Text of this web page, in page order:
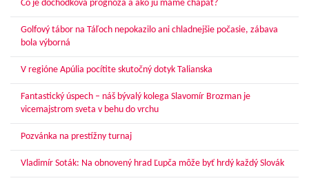
Čo je dôchodková prognóza a ako ju máme chápať?
Golfový tábor na Táľoch nepokazilo ani chladnejšie počasie, zábava
bola výborná
V regióne Apúlia pocítite skutočný dotyk Talianska
Fantastický úspech – náš bývalý kolega Slavomír Brozman je
vicemajstrom sveta v behu do vrchu
Pozvánka na prestížny turnaj
Vladimír Soták: Na obnovený hrad Ľupča môže byť hrdý každý Slovák